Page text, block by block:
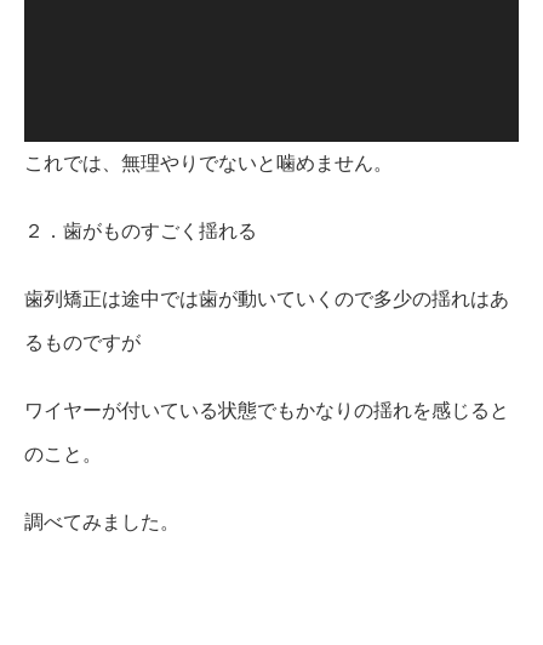
ー
これでは、無理やりでないと噛めません。
２．歯がものすごく揺れる
歯列矯正は途中では歯が動いていくので多少の揺れはあ
るものですが
ワイヤーが付いている状態でもかなりの揺れを感じると
のこと。
調べてみました。